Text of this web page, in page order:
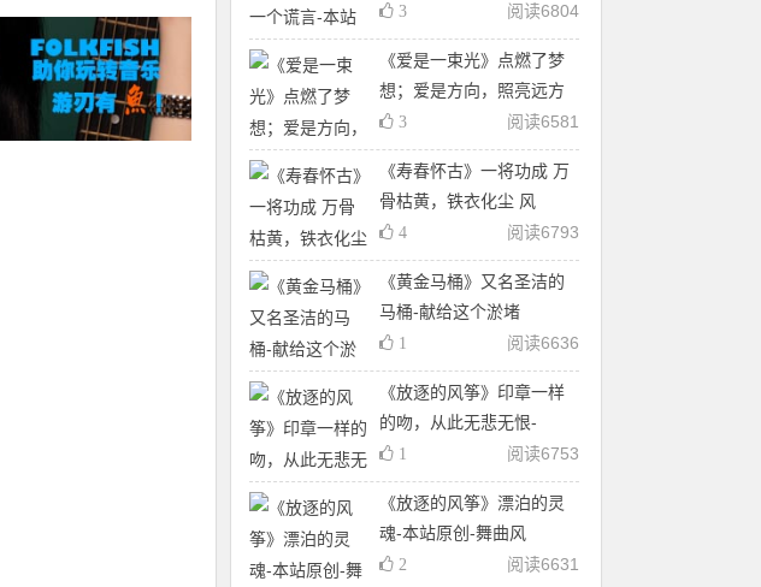
阅读6804
3
《爱是一束光》点燃了梦
想；爱是方向，照亮远方
阅读6581
3
《寿春怀古》一将功成 万
骨枯黄，铁衣化尘 风
阅读6793
4
《黄金马桶》又名圣洁的
马桶-献给这个淤堵
阅读6636
1
《放逐的风筝》印章一样
的吻，从此无悲无恨-
阅读6753
1
《放逐的风筝》漂泊的灵
魂-本站原创-舞曲风
阅读6631
2